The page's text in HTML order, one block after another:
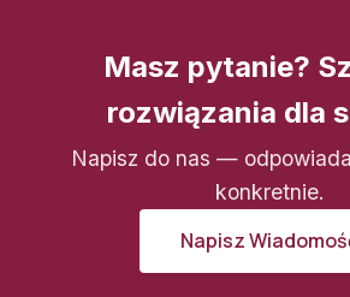
Masz pytanie?
rozwiązania dla
Napisz do nas —
konkretnie.
Napisz